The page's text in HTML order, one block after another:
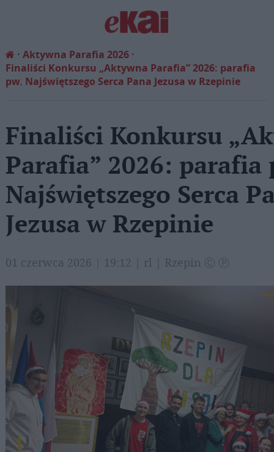
Aktywna Parafia 2026
Finaliści Konkursu „Aktywna Parafia” 2026: parafia
pw. Najświętszego Serca Pana Jezusa w Rzepinie
Finaliści Konkursu
Parafia” 2026: parafia
Najświętszego Serca
Jezusa w Rzepinie
01 czerwca 2026 | 19:12 | rl | Rzepin Ⓒ Ⓟ